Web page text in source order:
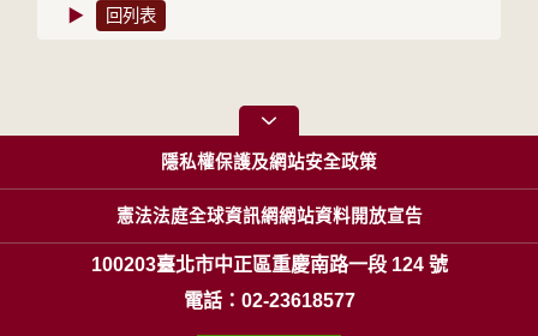
▶
回列表
隱私權保護及網站安全政策
憲法法庭全球資訊網網站資料開放宣告
100203臺北市中正區重慶南路一段 124 號
電話：02-23618577